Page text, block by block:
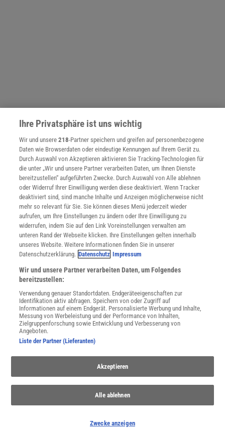
NACH OBEN
Für Sie im Spektrum-Shop und am Kiosk:
Spektrum.de-Newsletter abonnieren
JETZT ANMELDEN!
Sie können unsere Newsletter jederzeit wieder abbestellen. Infos zu unserem Umgang
Ihre Privatsphäre ist uns wichtig
Wir und unsere218-Partner speichern und greifen auf personenbezogene
Daten wie Browserdaten oder eindeutige Kennungen auf Ihrem Gerät zu.
Durch Auswahl von Akzeptieren aktivieren Sie Tracking-Technologien für
die unter „Wir und unsere Partner verarbeiten Daten, um Ihnen Dienste
bereitzustellen“ aufgeführten Zwecke. Durch Auswahl von Alle ablehnen
oder Widerruf Ihrer Einwilligung werden diese deaktiviert. Wenn Tracker
deaktiviert sind, sind manche Inhalte und Anzeigen möglicherweise nicht
mehr so relevant für Sie. Sie können dieses Menü jederzeit wieder
aufrufen, um Ihre Einstellungen zu ändern oder Ihre Einwilligung zu
widerrufen, indem Sie auf den Link Voreinstellungen verwalten am
unteren Rand der Webseite klicken. Ihre Einstellungen gelten innerhalb
unseres Website. Weitere Informationen finden Sie in unserer
Datenschutzerklärung. Datenschutz Impressum
Wir und unsere Partner verarbeiten Daten, um Folgendes
bereitzustellen:
Verwendung genauer Standortdaten. Endgeräteeigenschaften zur
Identifikation aktiv abfragen. Speichern von oder Zugriff auf
Informationen auf einem Endgerät. Personalisierte Werbung und Inhalte,
Messung von Werbeleistung und der Performance von Inhalten,
Zielgruppenforschung sowie Entwicklung und Verbesserung von
Angeboten.
Liste der Partner (Lieferanten)
Akzeptieren
Alle ablehnen
Zwecke anzeigen